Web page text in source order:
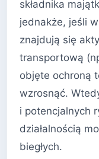
składnika
jednakże, jeśli
znajdują się
transportową
objęte ochroną
wzrosnąć.
i potencjalnych
działalnością
biegłych.